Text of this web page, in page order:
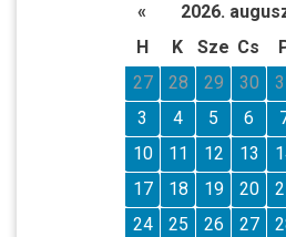
« 2026.
H
K Sze Cs
27
28 29 30
3
4 5 6
10
11 12 13
17
18 19 20
24
25 26 27